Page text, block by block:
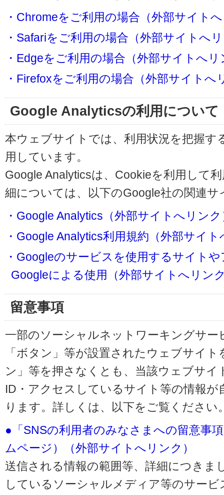
・Chromeをご利用の場合（外部サイト
・Safariをご利用の場合（外部サイトへ
・Edgeをご利用の場合（外部サイトへリ
・Firefoxをご利用の場合（外部サイトへ
Google Analyticsの利用について
本ウェブサイトでは、利用状況を把握す
用しています。
Google Analyticsは、Cookieを利用して
細については、以下のGoogle社の関連
・Google Analytics（外部サイトへリンク
・Google Analytics利用規約（外部サイ
・Googleのサービスを使用するサイト
Googleによる使用（外部サイトへリン
留意事項
一部のソーシャルネットワーキングサー
「ボタン」等が設置されたウェブサイ
ン」等を押さなくとも、当該ウェブサイ
ID・アクセスしているサイト等の情報
ります。詳しくは、以下をご覧ください
●「SNSの利用者のみなさまへの留意事
ムページ）（外部サイトへリンク）
送信される情報の範囲等、詳細につきま
しているソーシャルメディア等のサー